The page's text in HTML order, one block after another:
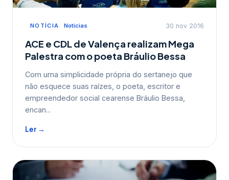
NOTÍCIA Notícias 30 nov 2016
ACE e CDL de Valença realizam Mega
Palestra com o poeta Bráulio Bessa
Com uma simplicidade própria do sertanejo que
não esquece suas raízes, o poeta, escritor e
empreendedor social cearense Bráulio Bessa,
encan...
Ler →